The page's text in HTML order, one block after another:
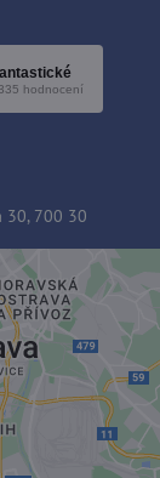
30, 700 30
jest
opcje
zawartość